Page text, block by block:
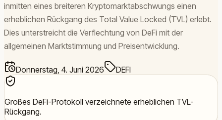
inmitten eines breiteren Kryptomarktabschwungs einen
erheblichen Rückgang des Total Value Locked (TVL) erlebt.
Dies unterstreicht die Verflechtung von DeFi mit der
allgemeinen Marktstimmung und Preisentwicklung.
Donnerstag, 4. Juni 2026 DEFI
Großes DeFi-Protokoll verzeichnete erheblichen TVL-
Rückgang.